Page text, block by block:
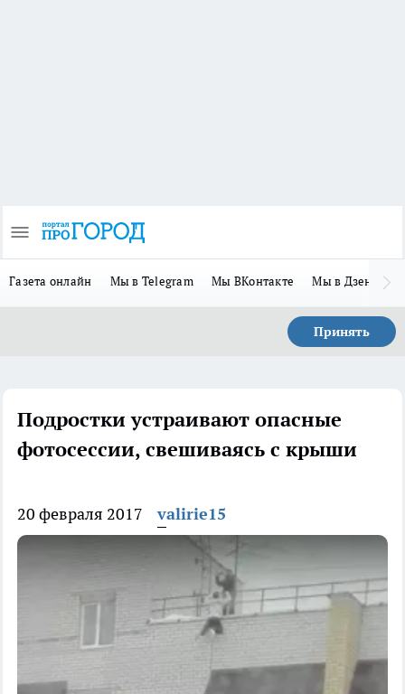
Газета онлайн Мы в Telegram Мы ВКонтакте Мы в Дзене
Принять
Подростки устраивают опасные
фотосессии, свешиваясь с крыши
20 февраля 2017 valirie15